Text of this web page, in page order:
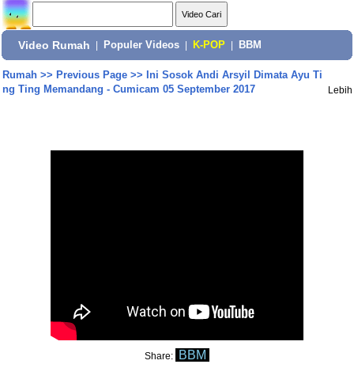
Video Rumah Populer Videos K-POP BBM
Rumah>> Previous Page>> Ini Sosok Andi Arsyil Dimata Ayu Ti
ng Ting Memandang - Cumicam 05 September 2017
Lebih
Share: BBM